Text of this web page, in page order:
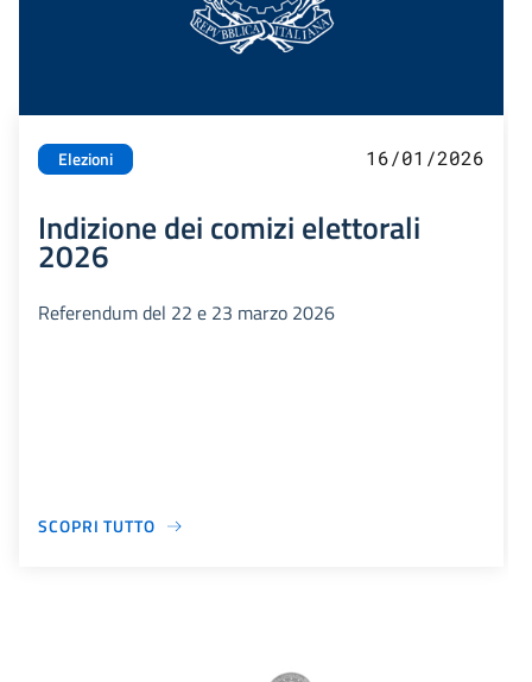
Elezioni 16/01/2026
Indizione dei comizi elettorali
2026
Referendum del 22 e 23 marzo 2026
SCOPRI TUTTO